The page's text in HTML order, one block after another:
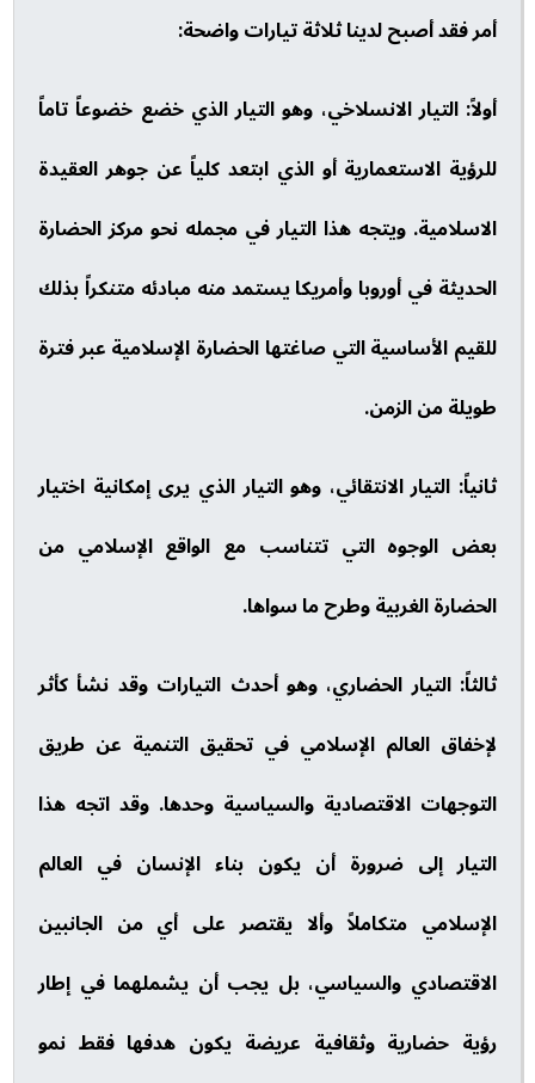
أمر فقد أصبح لدينا ثلاثة تيارات واضحة:
أولاً: التيار الانسلاخي، وهو التيار الذي خضع خضوعاً تاماً
للرؤية الاستعمارية أو الذي ابتعد كلياً عن جوهر العقيدة
الاسلامية. ويتجه هذا التيار في مجمله نحو مركز الحضارة
الحديثة في أوروبا وأمريكا يستمد منه مبادئه متنكراً بذلك
للقيم الأساسية التي صاغتها الحضارة الإسلامية عبر فترة
طويلة من الزمن.
ثانياً: التيار الانتقائي، وهو التيار الذي يرى إمكانية اختيار
بعض الوجوه التي تتناسب مع الواقع الإسلامي من
الحضارة الغربية وطرح ما سواها.
ثالثاً: التيار الحضاري، وهو أحدث التيارات وقد نشأ كأثر
لإخفاق العالم الإسلامي في تحقيق التنمية عن طريق
التوجهات الاقتصادية والسياسية وحدها. وقد اتجه هذا
التيار إلى ضرورة أن يكون بناء الإنسان في العالم
الإسلامي متكاملاً وألا يقتصر على أي من الجانبين
الاقتصادي والسياسي، بل يجب أن يشملهما في إطار
رؤية حضارية وثقافية عريضة يكون هدفها فقط نمو